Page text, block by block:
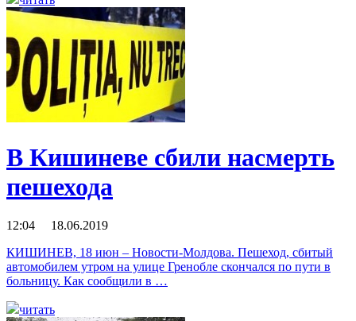
В Кишиневе сбили насмерть
пешехода
12:04 18.06.2019
КИШИНЕВ, 18 июн – Новости-Молдова. Пешеход, сбитый
автомобилем утром на улице Гренобле скончался по пути в
больницу. Как сообщили в …
читать